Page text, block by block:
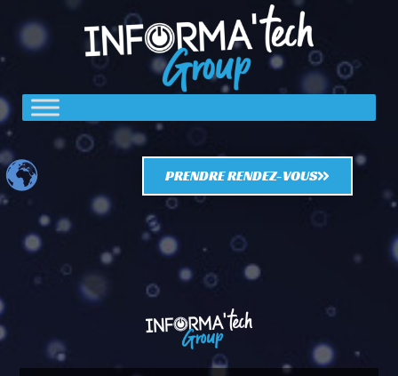
PRENDRE RENDEZ-VOUS